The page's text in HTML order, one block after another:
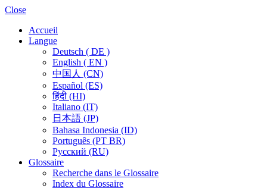
Close
Accueil
Langue
Deutsch ( DE )
English ( EN )
中国人 (CN)
Español (ES)
हिंदी (HI)
Italiano (IT)
日本語 (JP)
Bahasa Indonesia (ID)
Português (PT BR)
Pусский (RU)
Glossaire
Recherche dans le Glossaire
Index du Glossaire